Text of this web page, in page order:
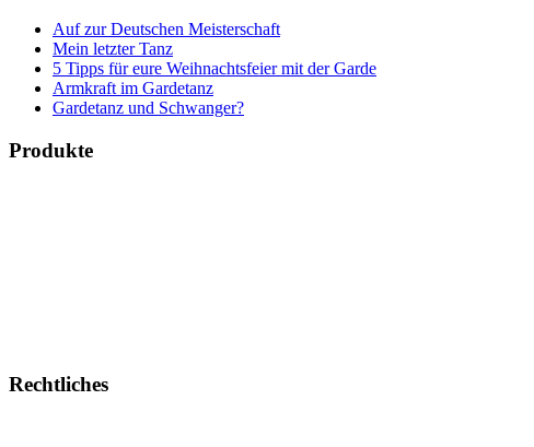
Auf zur Deutschen Meisterschaft
Mein letzter Tanz
5 Tipps für eure Weihnachtsfeier mit der Garde
Armkraft im Gardetanz
Gardetanz und Schwanger?
Produkte
Rechtliches